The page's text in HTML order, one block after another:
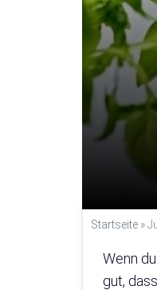
Startseite »
Wenn
gut,